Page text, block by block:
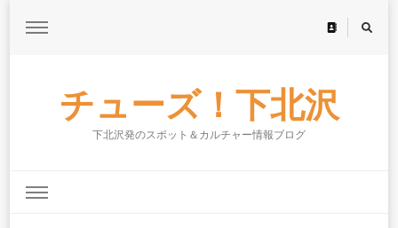
チューズ！下北沢
下北沢発のスポット＆カルチャー情報ブログ